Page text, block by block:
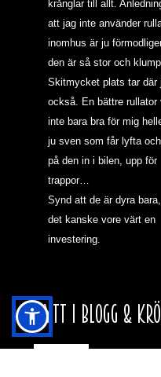
krånglar till allt.
att jag inte använder
inomhus är ju
den är så stor och
Skitmycket plats tar där
också. En bättre rullator
inte bara bra för mig
ju sven som får lyfta
på den in i bilen, upp för
trappor…
Synd att de är dyra
det kanske vore värt en
investering.
NYTT I BLOGG &